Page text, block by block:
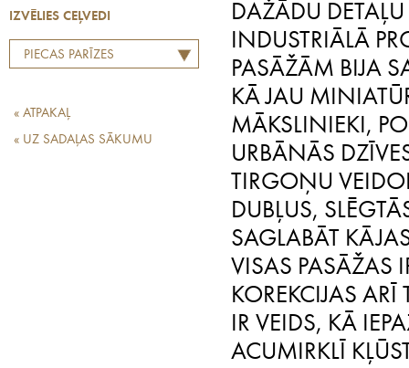
IZVĒLIES CEĻVEDI
PIECAS PARĪZES
« ATPAKAĻ
« UZ SADAĻAS SĀKUMU
DAŽĀDU
INDUSTRIĀLĀ
PASĀŽĀM BIJA
KĀ JAU
MĀKSLINIEKI,
URBĀNĀS
TIRGOŅU
DUBĻUS,
SAGLABĀT
VISAS PASĀŽAS
KOREKCIJAS
IR VEIDS, KĀ
ACUMIRKLĪ